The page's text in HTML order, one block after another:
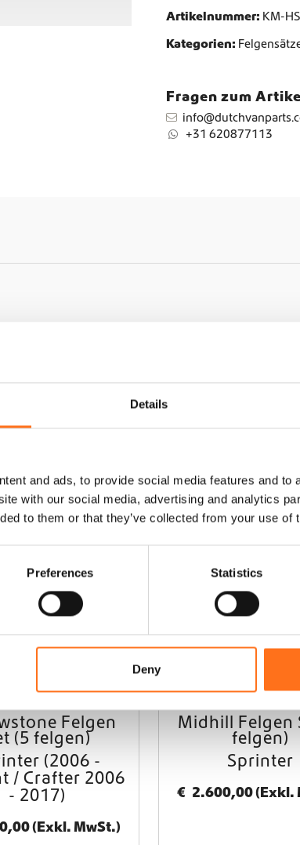
Details
and ads, to provide social media features and to
with our social media, advertising and analytics
to them or that they’ve collected from your use of
Preferences Statistics
Deny
Artikelnummer: KM-
Kategorien:
Fragen zum
+31 620877113
Black Rhino
Felgen
(5 felgen)
(2006 -
/ Crafter 2006
- 2017)
(Exkl. MwSt.)
Midhill Felgen
felgen)
Sprinter
€ 2.600,00(Exkl.